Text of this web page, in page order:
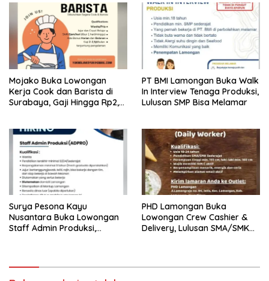
Mojako Buka Lowongan
Kerja Cook dan Barista di
Surabaya, Gaji Hingga Rp2,5
PT BMI Lamongan Buka Walk
In Interview Tenaga Produksi,
Lulusan SMP Bisa Melamar
Surya Pesona Kayu
Nusantara Buka Lowongan
Staff Admin Produksi,
PHD Lamongan Buka
Lowongan Crew Cashier &
Delivery, Lulusan SMA/SMK